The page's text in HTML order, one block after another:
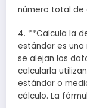
número total de
4. **Calcula la
estándar es
se alejan los
calcularla
estándar o
cálculo. La